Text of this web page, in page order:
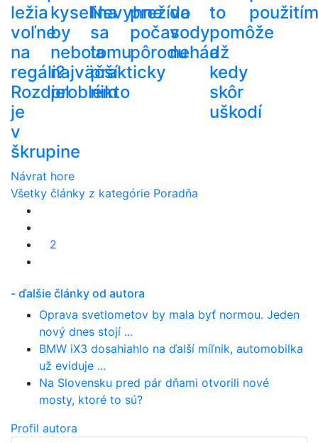
ležia
voľne
na
regáli?
Rozdiel
je
v
škrupine
kyselina
by
nebola
najväčší
problém
Nevyhne
sa
tomu
prakticky
nikto
prežíva
počas
pôrodu
do
vody
nehádž
to
pomôže
a
kedy
skôr
uškodí
použitím
Návrat hore
Všetky články z kategórie Poradňa
2
- ďalšie články od autora
Oprava svetlometov by mala byť normou. Jeden
nový dnes stojí ...
BMW iX3 dosahiahlo na ďalší míľnik, automobilka
už eviduje ...
Na Slovensku pred pár dňami otvorili nové
mosty, ktoré to sú?
Profil autora